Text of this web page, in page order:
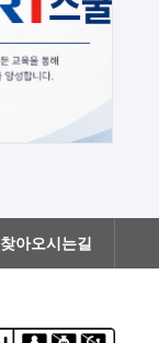
찾아오시는길